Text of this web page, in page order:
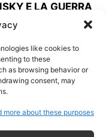
like cookies to
to these
as browsing behavior or
consent, may
more about these purposes
E LA GUERRA
COSA
DEL...
Tulsi Gabbard e
della